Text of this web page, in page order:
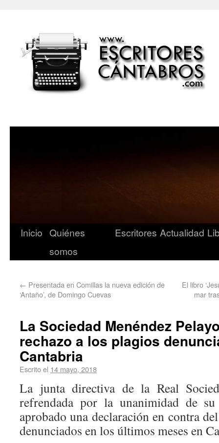
Inicio Quiénes
somos
Escritores Actualidad
← Presentada en Comillas la nueva edición de
‘Antaño’, de Domingo Cuevas
El libro
mar
La Sociedad Menéndez
rechazo a los plagios
Cantabria
Escrito el 14 mayo, 2018
La junta directiva de la Real
refrendada por la unanimidad de su
aprobado una declaración en contra
denunciados en los últimos meses en